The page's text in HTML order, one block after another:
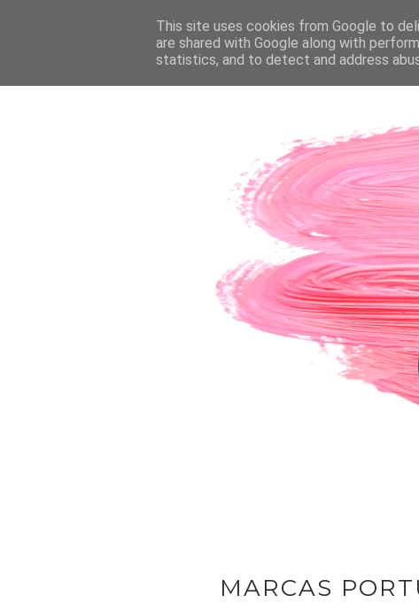
PÁGINA INICIAL SOBRE A AUTORA
MARCAS
This site uses cookies from Google to
are shared with Google along with
statistics, and to detect and address